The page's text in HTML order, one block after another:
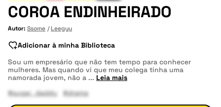
COROA ENDINHEIRADO
Autor: Ssome Leegyu
Adicionar à minha Biblioteca
Sou um empresário que não tem tempo para conhecer
mulheres. Mas quando vi que meu colega tinha uma
namorada jovem, não a ... Leia mais
#sugar_daddy
#drama